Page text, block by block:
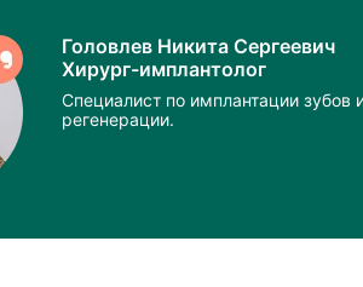
Головлев Никита Сергеевич
Хирург-имплантолог
Специалист по имплантации зубов
регенерации.